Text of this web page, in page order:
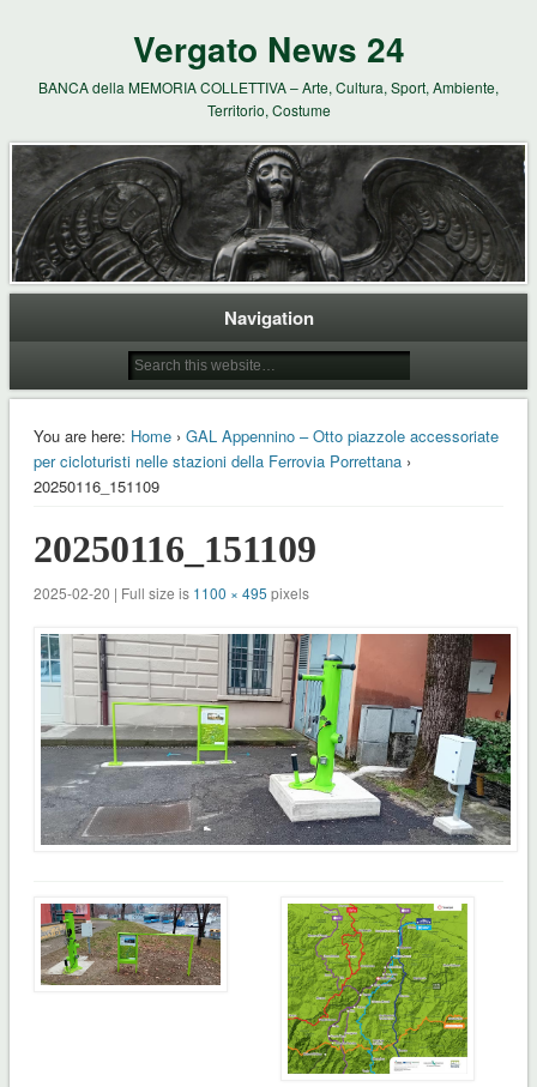
Vergato News 24
BANCA della MEMORIA COLLETTIVA – Arte, Cultura, Sport, Ambiente,
Territorio, Costume
Navigation
You are here: Home› GAL Appennino – Otto piazzole accessoriate
per cicloturisti nelle stazioni della Ferrovia Porrettana›
20250116_151109
20250116_151109
2025-02-20 | Full size is 1100 × 495 pixels